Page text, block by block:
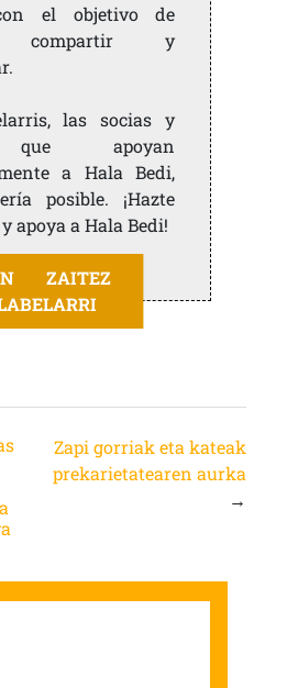
el objetivo de
compartir y
las socias y
apoyan
a Hala Bedi,
posible. ¡Hazte
apoya a Hala Bedi!
ZAITEZ
Zapi gorriak eta kateak
prekarietatearen aurka
→